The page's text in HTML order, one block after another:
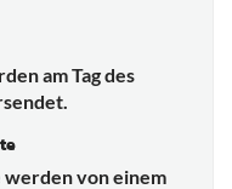
am Tag des
von einem